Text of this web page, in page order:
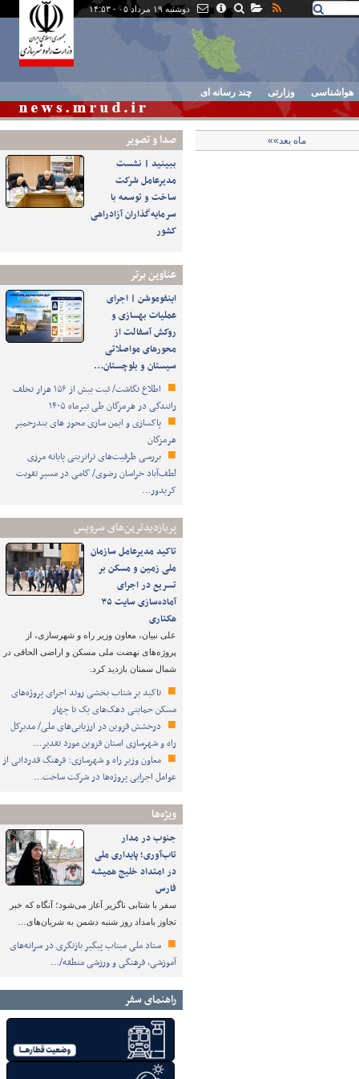
دوشنبه ۱۹ مرداد ۰۵ - ۱۴:۵۳
هواشناسی وزارتی چند رسانه ای
صدا و تصوير
ببینید | نشست
مدیرعامل شرکت
ساخت و توسعه با
سرمایه‌گذاران آزادراهی
کشور
عناوین برتر
اینفوموشن | اجرای
عملیات بهسازی و
روکش آسفالت از
محورهای مواصلاتی
سیستان و بلوچستان…
اطلاع نگاشت/ ثبت بیش از ۱۵۶ هزار تخلف
رانندگی در هرمزگان طی تیرماه ۱۴۰۵
پاکسازی و ایمن سازی محور های بندرخمیر
هرمزگان
بررسی ظرفیت‌های ترانزیتی پایانه مرزی
لطف‌آباد خراسان رضوی/ گامی در مسیر تقویت
کریدور…
پربازدیدترین‌های سرویس
تاکید مدیرعامل سازمان
ملی زمین و مسکن بر
تسریع در اجرای
آماده‌سازی سایت ۳۵
هکتاری
علی نبیان، معاون وزیر راه و شهرسازی، از
پروژه‌های نهضت ملی مسکن و اراضی الحاقی در
شمال سمنان بازدید کرد.
تاکید بر شتاب ‌بخشی روند اجرای پروژه‌های
مسکن حمایتی دهک‌های یک تا چهار
درخشش قزوین در ارزیابی‌های ملی/ مدیرکل
راه و شهرسازی استان قزوین مورد تقدیر…
معاون وزیر راه و شهرسازی: فرهنگ قدردانی از
عوامل اجرایی پروژه‌ها در شرکت ساخت…
ویژه‌ها
جنوب در مدار
تاب‌آوری؛ پایداری ملی
در امتداد خلیج همیشه
فارس
سفر با شتابی ناگزیر آغاز می‌شود؛ آنگاه که خبر
تجاوز بامداد روز شنبه دشمن به شریان‌های…
ستاد ملی میناب پیگیر بازنگری در سرانه‌های
آموزشی، فرهنگی و ورزشی منطقه/…
راهنمای سفر
ماه بعد»»